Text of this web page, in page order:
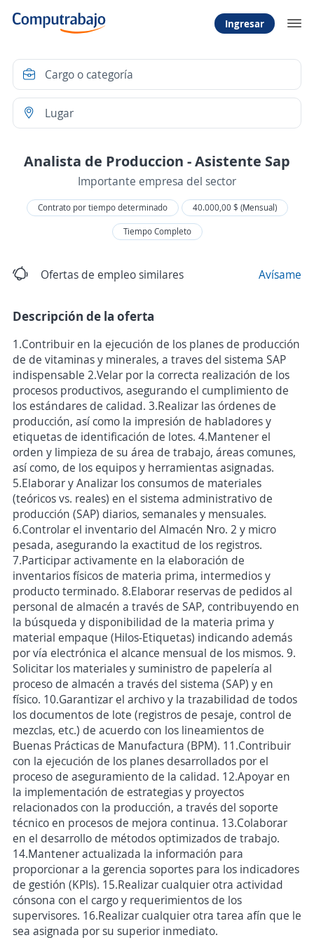
Ingresar
Analista de Produccion - Asistente Sap
Importante empresa del sector
Contrato por tiempo determinado
40.000,00 $ (Mensual)
Tiempo Completo
Ofertas de empleo similares Avísame
Descripción de la oferta
1.Contribuir en la ejecución de los planes de producción
de de vitaminas y minerales, a traves del sistema SAP
indispensable 2.Velar por la correcta realización de los
procesos productivos, asegurando el cumplimiento de
los estándares de calidad. 3.Realizar las órdenes de
producción, así como la impresión de habladores y
etiquetas de identificación de lotes. 4.Mantener el
orden y limpieza de su área de trabajo, áreas comunes,
así como, de los equipos y herramientas asignadas.
5.Elaborar y Analizar los consumos de materiales
(teóricos vs. reales) en el sistema administrativo de
producción (SAP) diarios, semanales y mensuales.
6.Controlar el inventario del Almacén Nro. 2 y micro
pesada, asegurando la exactitud de los registros.
7.Participar activamente en la elaboración de
inventarios físicos de materia prima, intermedios y
producto terminado. 8.Elaborar reservas de pedidos al
personal de almacén a través de SAP, contribuyendo en
la búsqueda y disponibilidad de la materia prima y
material empaque (Hilos-Etiquetas) indicando además
por vía electrónica el alcance mensual de los mismos. 9.
Solicitar los materiales y suministro de papelería al
proceso de almacén a través del sistema (SAP) y en
físico. 10.Garantizar el archivo y la trazabilidad de todos
los documentos de lote (registros de pesaje, control de
mezclas, etc.) de acuerdo con los lineamientos de
Buenas Prácticas de Manufactura (BPM). 11.Contribuir
con la ejecución de los planes desarrollados por el
proceso de aseguramiento de la calidad. 12.Apoyar en
la implementación de estrategias y proyectos
relacionados con la producción, a través del soporte
técnico en procesos de mejora continua. 13.Colaborar
en el desarrollo de métodos optimizados de trabajo.
14.Mantener actualizada la información para
proporcionar a la gerencia soportes para los indicadores
de gestión (KPIs). 15.Realizar cualquier otra actividad
cónsona con el cargo y requerimientos de los
supervisores. 16.Realizar cualquier otra tarea afín que le
sea asignada por su superior inmediato.